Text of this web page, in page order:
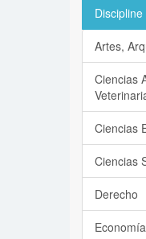
Discipline
Artes,
Ciencias
Ciencias
Ciencias
Derecho